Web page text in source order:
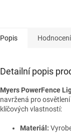
Popis Hodnocení
Detailní popis
Myers PowerFence
navržená pro
klíčových vlastností:
Materiál: